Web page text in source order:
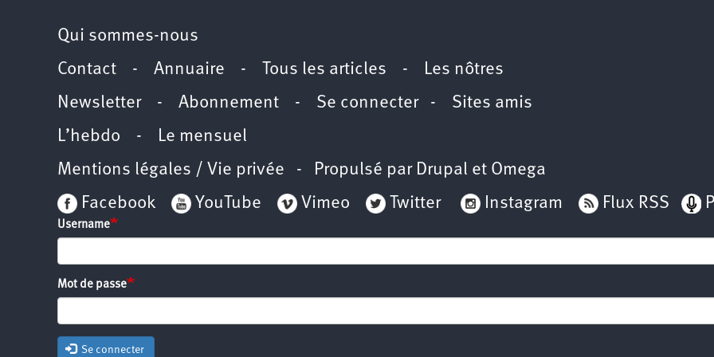
Qui sommes-nous
Contact - Annuaire - Tous les articles - Les nôtres
Newsletter- Abonnement - Se connecter- Sites amis
L’hebdo - Le mensuel
Mentions légales / Vie privée - Propulsé par Drupal et Omega
Facebook
YouTube Vimeo Twitter Instagram Flux RSS
Username
Mot de passe
Se connecter